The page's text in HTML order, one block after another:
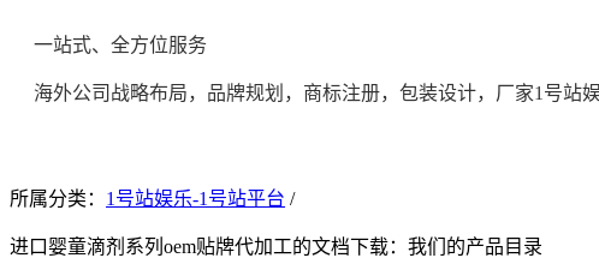
一站式、全方位服务
海外公司战略布局，品牌规划，商标注册，包装设计，厂家1号站
所属分类： 1号站娱乐-1号站平台 /
进口婴童滴剂系列oem贴牌代加工的文档下载： 我们的产品目录